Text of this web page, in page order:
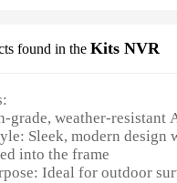
found in the Kits NVR
grade, weather-resistant
Sleek, modern design
into the frame
Ideal for outdoor